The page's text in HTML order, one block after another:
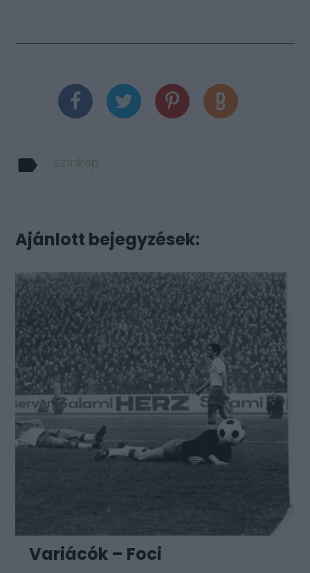
színkép
Ajánlott bejegyzések:
Variácók – Foci